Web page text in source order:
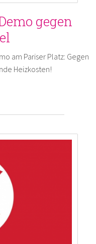
gegen
am Pariser Platz: Gegen
Heizkosten!